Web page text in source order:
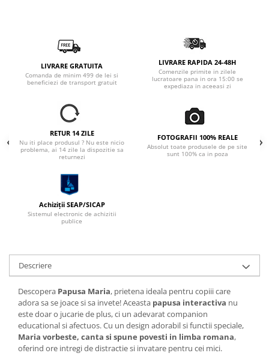
LIVRARE GRATUITA
Comanda de minim 499 de lei si
beneficiezi de transport gratuit
LIVRARE RAPIDA 24-48H
Comenzile primite in zilele
lucratoare pana in ora 15:00 se
expediaza in aceeasi zi
RETUR 14 ZILE
Nu iti place produsul ? Nu este nicio
problema, ai 14 zile la dispozitie sa
returnezi
FOTOGRAFII 100% REALE
Absolut toate produsele de pe site
sunt 100% ca in poza
Achiziții SEAP/SICAP
Sistemul electronic de achizitii
publice
Descriere
Descopera Papusa Maria, prietena ideala pentru copiii care
adora sa se joace si sa invete! Aceasta papusa interactiva nu
este doar o jucarie de plus, ci un adevarat companion
educational si afectuos. Cu un design adorabil si functii speciale,
Maria vorbeste, canta si spune povesti in limba romana,
oferind ore intregi de distractie si invatare pentru cei mici.